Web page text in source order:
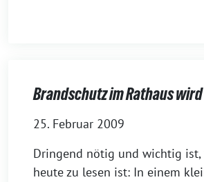
Brandschutz im Rathaus
25. Februar 2009
Dringend nötig und wichtig ist,
heute zu lesen ist: In einem